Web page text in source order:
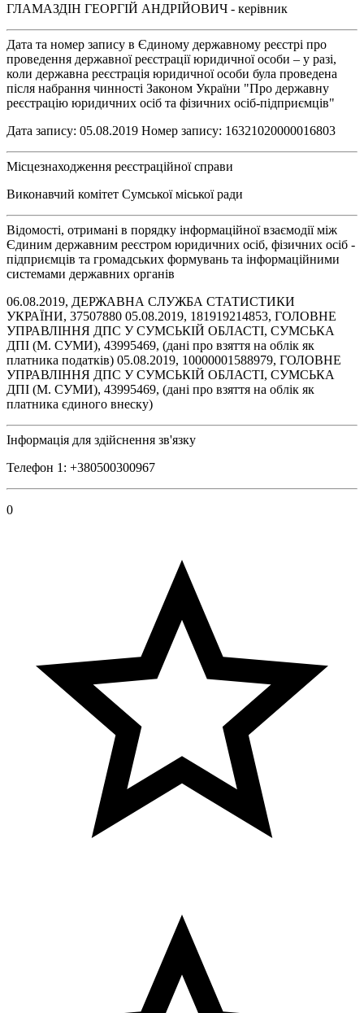
ГЛАМАЗДІН ГЕОРГІЙ АНДРІЙОВИЧ - керівник
Дата та номер запису в Єдиному державному реєстрі про
проведення державної реєстрації юридичної особи – у разі,
коли державна реєстрація юридичної особи була проведена
після набрання чинності Законом України "Про державну
реєстрацію юридичних осіб та фізичних осіб-підприємців"
Дата запису: 05.08.2019 Номер запису: 16321020000016803
Місцезнаходження реєстраційної справи
Виконавчий комітет Сумської міської ради
Відомості, отримані в порядку інформаційної взаємодії між
Єдиним державним реєстром юридичних осіб, фізичних осіб -
підприємців та громадських формувань та інформаційними
системами державних органів
06.08.2019, ДЕРЖАВНА СЛУЖБА СТАТИСТИКИ
УКРАЇНИ, 37507880 05.08.2019, 181919214853, ГОЛОВНЕ
УПРАВЛІННЯ ДПС У СУМСЬКІЙ ОБЛАСТІ, СУМСЬКА
ДПІ (М. СУМИ), 43995469, (дані про взяття на облік як
платника податків) 05.08.2019, 10000001588979, ГОЛОВНЕ
УПРАВЛІННЯ ДПС У СУМСЬКІЙ ОБЛАСТІ, СУМСЬКА
ДПІ (М. СУМИ), 43995469, (дані про взяття на облік як
платника єдиного внеску)
Інформація для здійснення зв'язку
Телефон 1: +380500300967
0